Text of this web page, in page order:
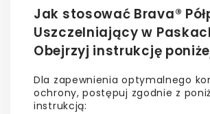
Jak stosować Brava®
Uszczelniający w
Obejrzyj instrukcję
Dla zapewnienia optymalnego
ochrony, postępuj zgodnie z
instrukcją: